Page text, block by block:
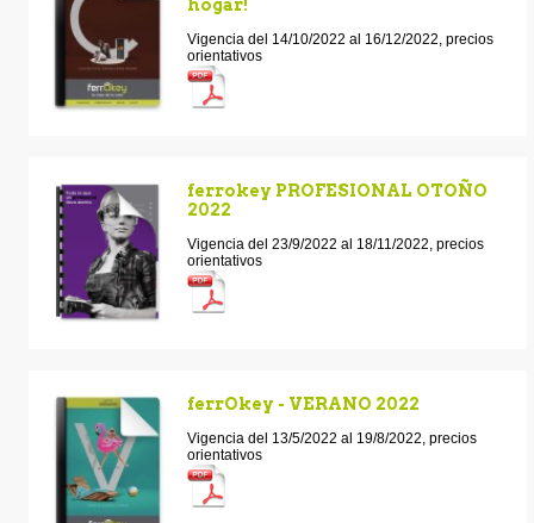
hogar!
Vigencia del 14/10/2022 al 16/12/2022, precios
orientativos
ferrokey PROFESIONAL OTOÑO
2022
Vigencia del 23/9/2022 al 18/11/2022, precios
orientativos
ferrOkey - VERANO 2022
Vigencia del 13/5/2022 al 19/8/2022, precios
orientativos